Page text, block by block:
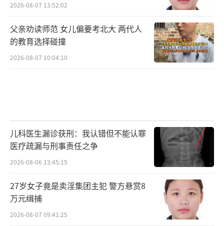
2026-08-07 13:52:02
父亲劝读师范 女儿偏要考北大 两代人
的教育选择碰撞
2026-08-07 10:04:10
儿科医生漏诊获刑：我认错但不能认罪
医疗疏漏与刑事责任之争
2026-08-06 13:45:15
27岁女子竟是卖淫集团主犯 警方悬赏8
万元缉捕
2026-08-07 09:41:25